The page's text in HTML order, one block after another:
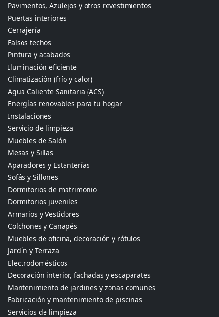
Pavimentos, Azulejos y otros revestimientos
Puertas interiores
Cerrajería
Falsos techos
Pintura y acabados
Iluminación eficiente
Climatización (frío y calor)
Agua Caliente Sanitaria (ACS)
Energías renovables para tu hogar
Instalaciones
Servicio de limpieza
Muebles de Salón
Mesas y Sillas
Aparadores y Estanterías
Sofás y Sillones
Dormitorios de matrimonio
Dormitorios juveniles
Armarios y Vestidores
Colchones y Canapés
Muebles de oficina, decoración y rótulos
Jardín y Terraza
Electrodomésticos
Decoración interior, fachadas y escaparates
Mantenimiento de jardines y zonas comunes
Fabricación y mantenimiento de piscinas
Servicios de limpieza